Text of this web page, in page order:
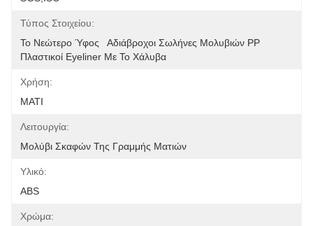
Τύπος Στοιχείου:
Το Νεώτερο Ύφος   Αδιάβροχοι Σωλήνες Μολυβιών PP
Πλαστικοί Eyeliner Με Το Χάλυβα
Χρήση:
ΜΑΤΙ
Λειτουργία:
Μολύβι Σκαφών Της Γραμμής Ματιών
Υλικό:
ABS
Χρώμα: